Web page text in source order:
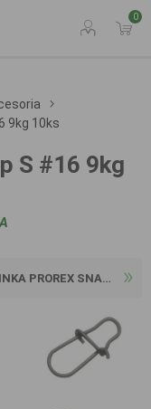
0
9kg 10ks
S #16 9kg
PROREX SNAP XL #4...